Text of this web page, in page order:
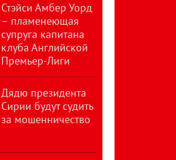
Стэйси Амбер Уорд
– пламенеющая
супруга капитана
клуба Английской
Премьер-Лиги
Дядю президента
Сирии будут судить
за мошенничество